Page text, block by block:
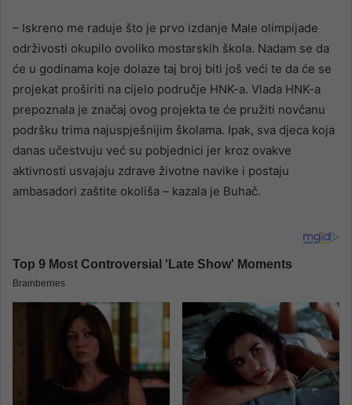
– Iskreno me raduje što je prvo izdanje Male olimpijade
održivosti okupilo ovoliko mostarskih škola. Nadam se da
će u godinama koje dolaze taj broj biti još veći te da će se
projekat proširiti na cijelo područje HNK-a. Vlada HNK-a
prepoznala je značaj ovog projekta te će pružiti novčanu
podršku trima najuspješnijim školama. Ipak, sva djeca koja
danas učestvuju već su pobjednici jer kroz ovakve
aktivnosti usvajaju zdrave životne navike i postaju
ambasadori zaštite okoliša – kazala je Buhač.